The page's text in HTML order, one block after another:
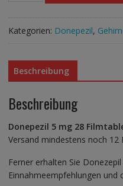
Filmtabletten
Kategorien: Donepezil,
Beschreibung
Beschreibung
Donepezil 5 mg 28
Versand mindestens noch 12
Ferner erhalten Sie
Einnahmeempfehlungen und